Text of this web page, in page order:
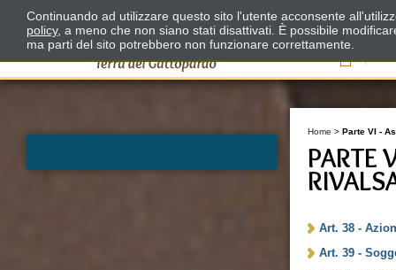
Il
Home >Parte VI -
PARTE
Art. 38 -
Art. 39 -
Continuando ad utilizzare questo sito l'utente acconsente
policy, a meno che non siano stati disattivati. È possibile
ma parti del sito potrebbero non funzionare correttamente.